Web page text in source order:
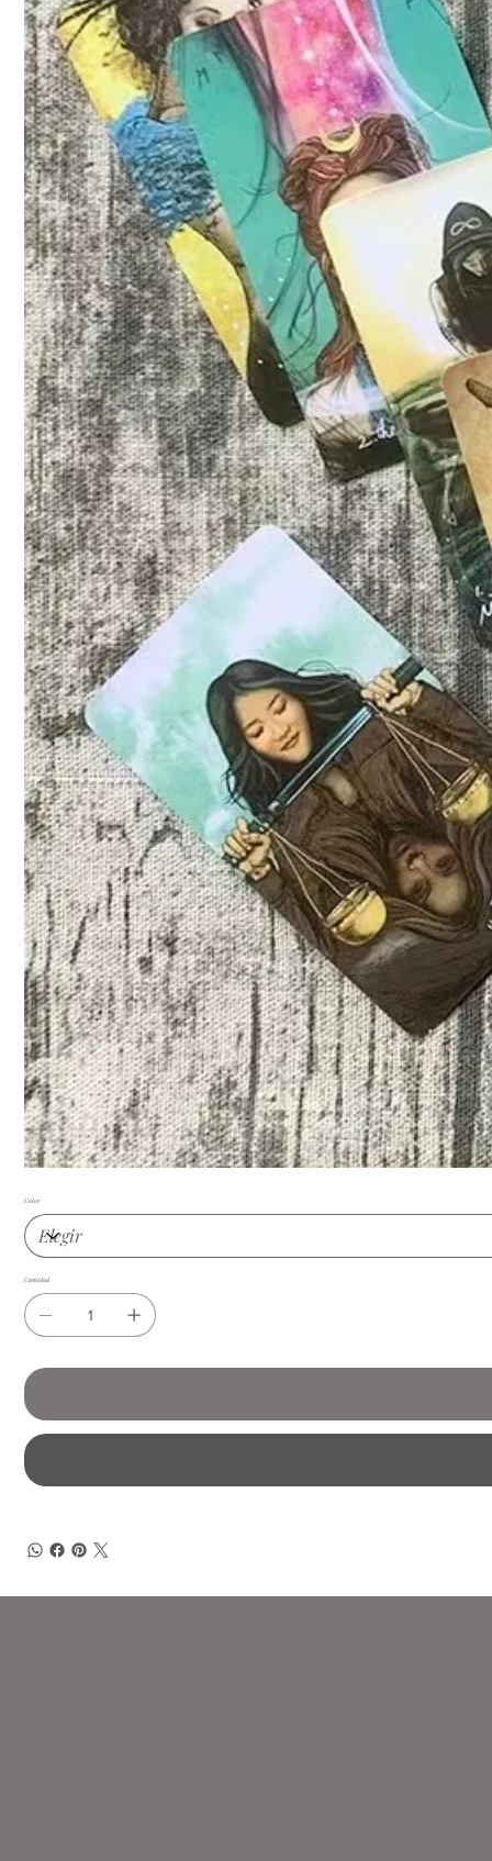
Color
Cantidad